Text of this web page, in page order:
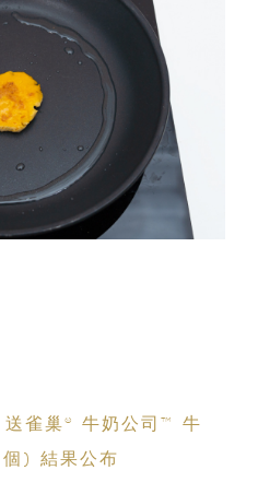
雀巢® 牛奶公司™ 牛
) 結果公布